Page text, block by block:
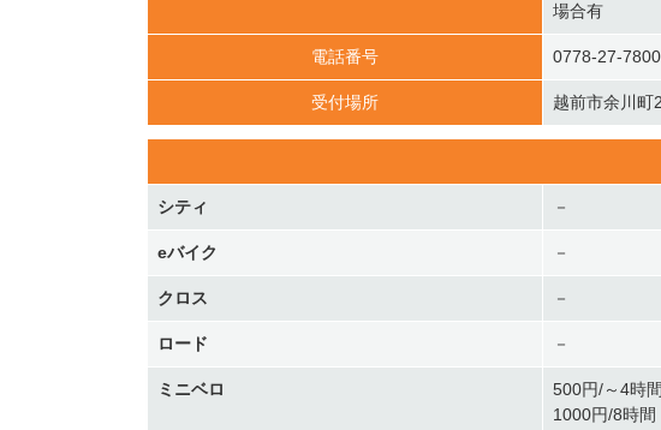
場合有
電話番号 0778-27-7800
受付場所 越前市余川町
シティ －
eバイク －
クロス －
ロード －
ミニベロ
500円/～4時間
1000円/8時間